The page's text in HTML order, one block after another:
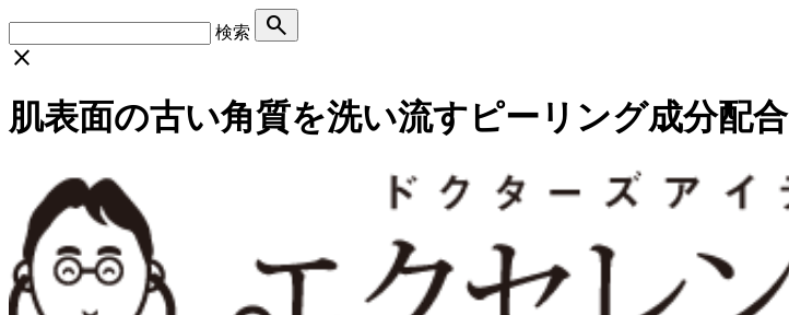
検索
search
close
肌表面の古い角質を洗い流すピーリング成分配合